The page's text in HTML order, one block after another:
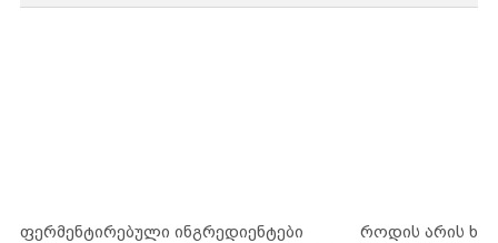
ფერმენტირებული ინგრედიენტები
როდის არის